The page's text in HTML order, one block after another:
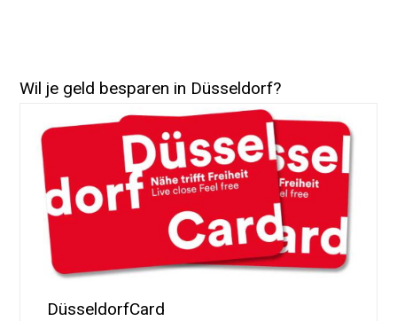
Wil je geld besparen in Düsseldorf?
DüsseldorfCard